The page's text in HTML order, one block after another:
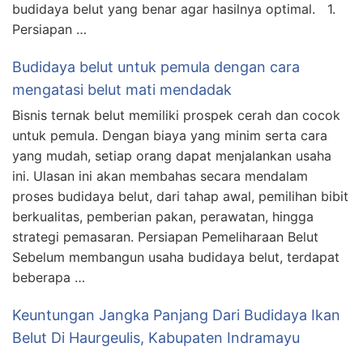
budidaya belut yang benar agar hasilnya optimal. 1.
Persiapan …
Budidaya belut untuk pemula dengan cara
mengatasi belut mati mendadak
Bisnis ternak belut memiliki prospek cerah dan cocok
untuk pemula. Dengan biaya yang minim serta cara
yang mudah, setiap orang dapat menjalankan usaha
ini. Ulasan ini akan membahas secara mendalam
proses budidaya belut, dari tahap awal, pemilihan bibit
berkualitas, pemberian pakan, perawatan, hingga
strategi pemasaran. Persiapan Pemeliharaan Belut
Sebelum membangun usaha budidaya belut, terdapat
beberapa …
Keuntungan Jangka Panjang Dari Budidaya Ikan
Belut Di Haurgeulis, Kabupaten Indramayu